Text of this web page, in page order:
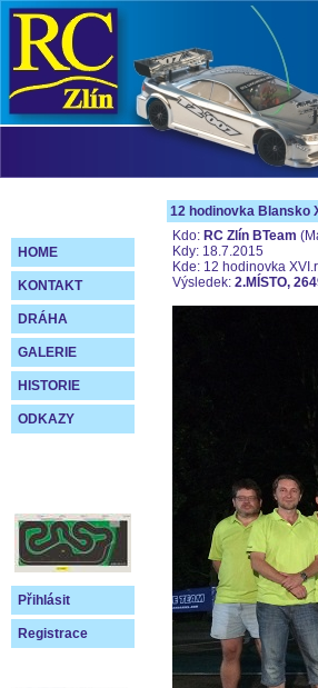
HOME
KONTAKT
DRÁHA
GALERIE
HISTORIE
ODKAZY
Přihlásit
Registrace
12 hodinovka Blansko
Kdo: RC Zlín BTeam
Kdy: 18.7.2015
Kde: 12 hodinovka
Výsledek: 2.MÍSTO,